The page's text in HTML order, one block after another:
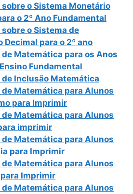
o Sistema Monetário
o 2º Ano Fundamental
o Sistema de
Decimal para o 2º ano
Matemática para os Anos
Fundamental
Inclusão Matemática
Matemática para Alunos
para Imprimir
Matemática para Alunos
imprimir
Matemática para Alunos
para Imprimir
Matemática para Alunos
Imprimir
Matemática para Alunos